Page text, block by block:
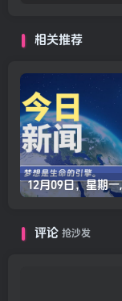
相关推荐
评论 抢沙发